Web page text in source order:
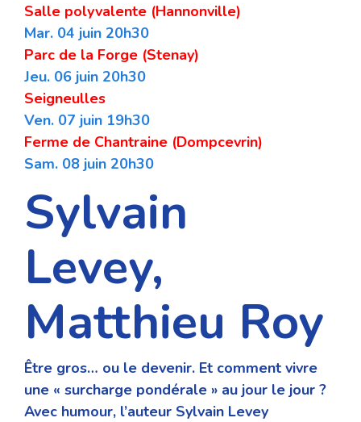
Salle polyvalente (Hannonville)
Mar. 04 juin 20h30
Parc de la Forge (Stenay)
Jeu. 06 juin 20h30
Seigneulles
Ven. 07 juin 19h30
Ferme de Chantraine (Dompcevrin)
Sam. 08 juin 20h30
Sylvain
Levey,
Matthieu Roy
Être gros… ou le devenir. Et comment vivre
une « surcharge pondérale » au jour le jour ?
Avec humour, l’auteur Sylvain Levey